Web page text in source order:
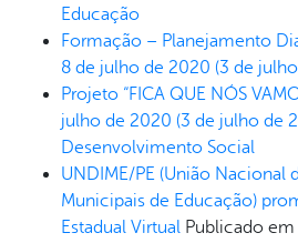
Educação
Formação – Planejamento
8 de julho de 2020 (3 de
Projeto “FICA QUE NÓS
julho de 2020 (3 de julho de
Desenvolvimento Social
UNDIME/PE (União Nacional
Municipais de Educação)
Estadual Virtual Publicado em